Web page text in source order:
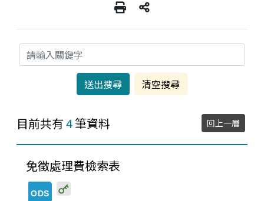
關鍵字
目前共有4筆資料 回上一層
免徵處理費檢索表
20260616165737055083574.ods